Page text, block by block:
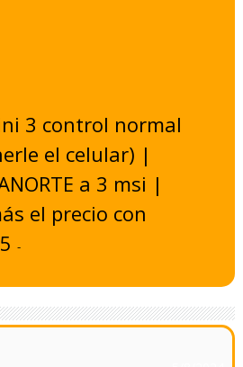
3 control normal
el celular) |
a 3 msi |
el precio con
-